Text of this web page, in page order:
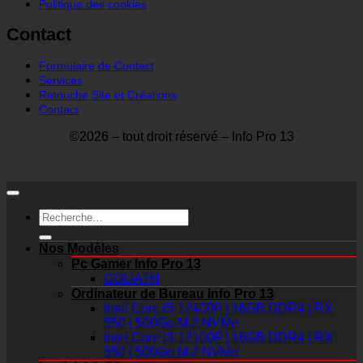
Politique des cookies
Contact
Formulaire de Contact
Services
Retouche Site et Créations
Contact
©2026 – tout droit réservé – Info Pro 13
Recherche
pour :
Nos Modèles
Pc Gamer Info Pro 13
GOLIATH
Ordinateur de Bureau Info Pro 13
Intel Core i5-12400F | 16GB DDR4 | RX
550 | 500Go M.2 NVMe
Intel Core I3-12100F | 16GB DDR4 | RX
550 | 500Go M.2 NVMe